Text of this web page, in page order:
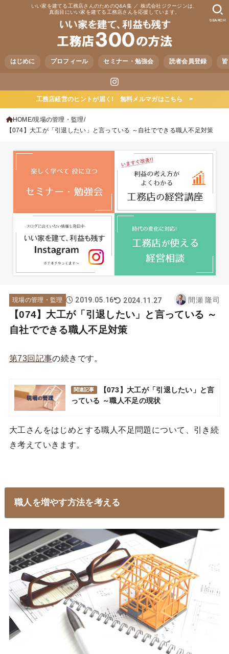
いい家を建てる工務店さんのためのQ&A集 ／ 株式会社ジクージンは、
真面目にいい家を建てる工務店さんを応援しています。
はじめに プロフィール セミナー・勉強会 読者会員登録
SEARCH
工務店経営のヒントが届く! 無料メルマガはこちら >
HOME 現場の管理・監理
【074】大工が「引退したい」と言っている ～自社でできる職人不足対策
現場の管理・監理 2019.05.16 2024.11.27 間瀬 隆司
【074】大工が「引退したい」と言っている ～
自社でできる職人不足対策
第73回記事の続きです。
関連記事
【073】大工が「引退したい」と言
っている ～職人不足の現状
大工さんをはじめとする職人不足問題について、引き続
き考えていきます。
職人を増やす方法を考える